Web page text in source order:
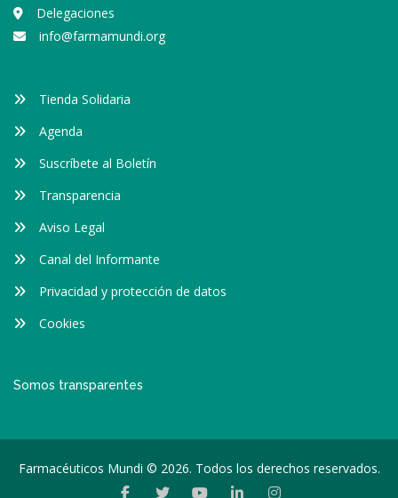
Delegaciones
info@farmamundi.org
Tienda Solidaria
Agenda
Suscríbete al Boletín
Transparencia
Aviso Legal
Canal del Informante
Privacidad y protección de datos
Cookies
Somos transparentes
Farmacéuticos Mundi © 2026. Todos los derechos reservados.